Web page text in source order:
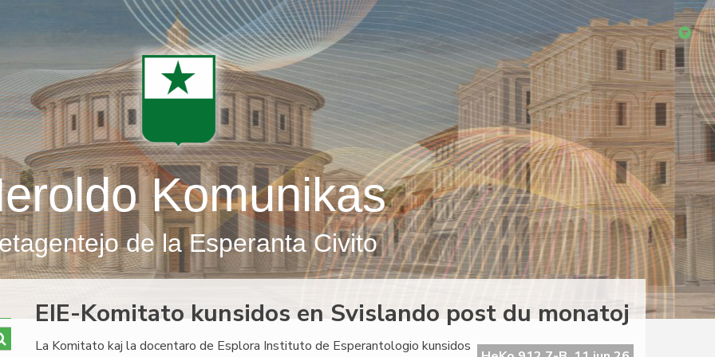
Komunikas
de la Esperanta Civito
EIE-Komitato kunsidos en Svislando post du monatoj
La Komitato kaj la docentaro de Esplora Instituto de Esperantologio kunsidos